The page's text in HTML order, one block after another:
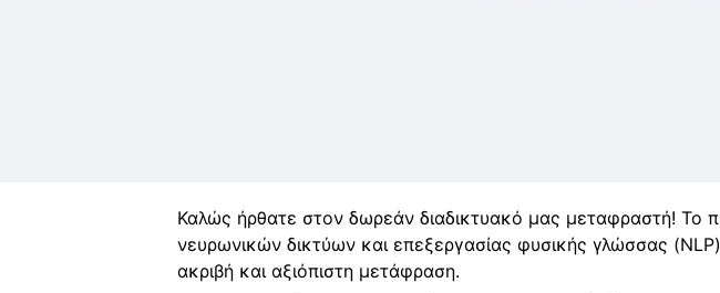
Καλώς ήρθατε στον δωρεάν διαδικτυακό μας μεταφραστή! Το
νευρωνικών δικτύων και επεξεργασίας φυσικής γλώσσας
ακριβή και αξιόπιστη μετάφραση.